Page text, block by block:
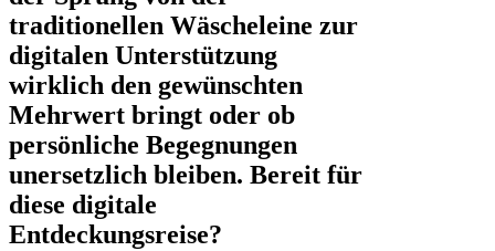
traditionellen Wäscheleine zur
digitalen Unterstützung
wirklich den gewünschten
Mehrwert bringt oder ob
persönliche Begegnungen
unersetzlich bleiben. Bereit für
diese digitale
Entdeckungsreise?